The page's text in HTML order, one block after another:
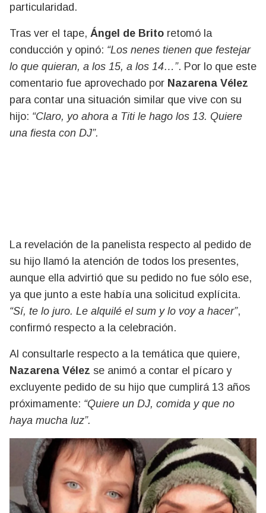
particularidad.
Tras ver el tape, Ángel de Brito retomó la
conducción y opinó: “Los nenes tienen que festejar
lo que quieran, a los 15, a los 14…”. Por lo que este
comentario fue aprovechado por Nazarena Vélez
para contar una situación similar que vive con su
hijo: “Claro, yo ahora a Titi le hago los 13. Quiere
una fiesta con DJ”.
La revelación de la panelista respecto al pedido de
su hijo llamó la atención de todos los presentes,
aunque ella advirtió que su pedido no fue sólo ese,
ya que junto a este había una solicitud explícita.
“Sí, te lo juro. Le alquilé el sum y lo voy a hacer”,
confirmó respecto a la celebración.
Al consultarle respecto a la temática que quiere,
Nazarena Vélez se animó a contar el pícaro y
excluyente pedido de su hijo que cumplirá 13 años
próximamente: “Quiere un DJ, comida y que no
haya mucha luz”.